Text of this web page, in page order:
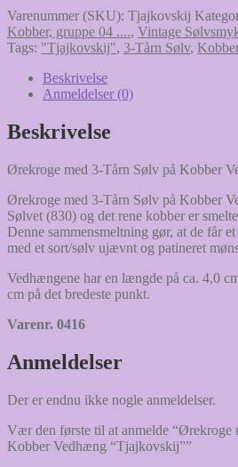
Sølv
på
Kobber
"Tjajkovskij"
antal
Varenummer (SKU): Tjajkovskij
Kobber, gruppe 04 ...., Vintage
Tags: "Tjajkovskij", 3-Tårn Sølv, Kobber
Beskrivelse
Anmeldelser (0)
Beskrivelse
Ørekroge med 3-Tårn Sølv på Kobber
Ørekroge med 3-Tårn Sølv på Kobber
Sølvet (830) og det rene kobber er
Denne sammensmeltning gør, at de får
med et sort/sølv ujævnt og patineret
Vedhængene har en længde på ca. 4,0
cm på det bredeste punkt.
Varenr. 0416
Anmeldelser
Der er endnu ikke nogle anmeldelser.
Vær den første til at anmelde “Ørekroge
Kobber Vedhæng “Tjajkovskij””